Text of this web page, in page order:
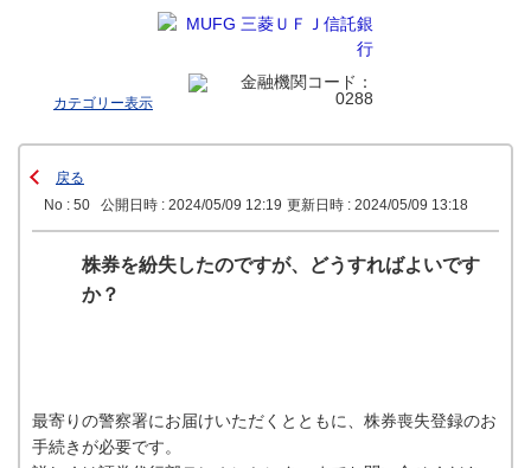
カテゴリー表示
戻る
No : 50
公開日時 : 2024/05/09 12:19 更新日時 : 2024/05/09 13:18
株券を紛失したのですが、どうすればよいです
か？
最寄りの警察署にお届けいただくとともに、株券喪失登録のお
手続きが必要です。